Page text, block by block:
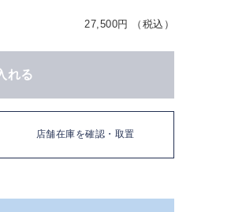
27,500円 （税込）
れる
店舗在庫を確認・取置